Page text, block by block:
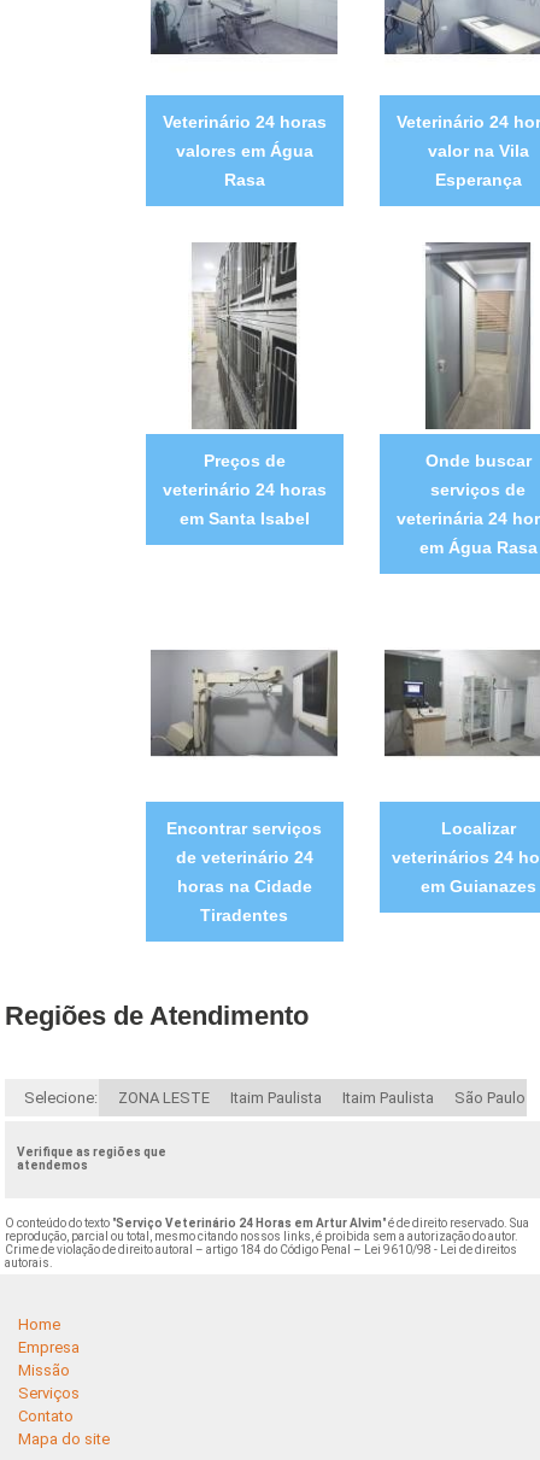
Veterinário 24 horas
valores em Água
Rasa
Veterinário 24
valor na Vila
Esperança
Preços de
veterinário 24 horas
em Santa Isabel
Onde buscar
serviços de
veterinária 24
em Água Rasa
Encontrar serviços
de veterinário 24
horas na Cidade
Tiradentes
Localizar
veterinários 24
em Guianazes
Regiões de Atendimento
Selecione: ZONA LESTE Itaim Paulista Itaim Paulista São Paulo
Verifique as regiões que
atendemos
O conteúdo do texto "Serviço Veterinário 24 Horas em Artur Alvim" é de direito reservado. Sua
reprodução, parcial ou total, mesmo citando nossos links, é proibida sem a autorização do autor.
Crime de violação de direito autoral – artigo 184 do Código Penal –
Lei 9610/98 - Lei de direitos
autorais
Home
Empresa
Missão
Serviços
Contato
Mapa do site